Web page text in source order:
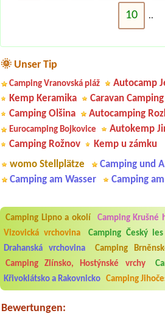
10 ..
🌞 Unser Tip
Camping Vranovská pláž
Autocamp
Kemp Keramika
Caravan Camping
Camping Olšina
Autocamping
Eurocamping Bojkovice
Autokemp
Camping Rožnov
Kemp u zámku
womo Stellplätze
Camping und
Camping am Wasser
Camping
Camping Lipno a okolí Camping Krušné
Vizovická vrchovina
Camping Český les
Drahanská vrchovina
Camping
Camping Zlínsko, Hostýnské vrchy
Křivoklátsko a Rakovnicko Camping
Bewertungen:
Aneta Melicharová***
Byli jsme zde v týdnu od 25.7. do 1.8.
množství návštěvníků není samozřejmost. V
restaurace, kebab a další občerstvení. Co nás
celodenní hluk z repráků u stanů a
hrála jiná hudba.Kemp pěkný, ale takový